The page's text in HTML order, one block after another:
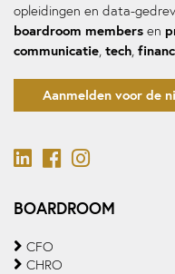
opleidingen en data-
boardroom members en
communicatie, tech,
Aanmelden voor de
BOARDROOM
CFO
CHRO